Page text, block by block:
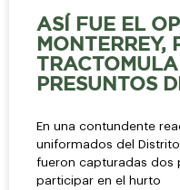
ASÍ FUE EL
MONTERREY,
PRESUNTOS
En una contundente
uniformados del
fueron capturadas dos
participar en el hurto